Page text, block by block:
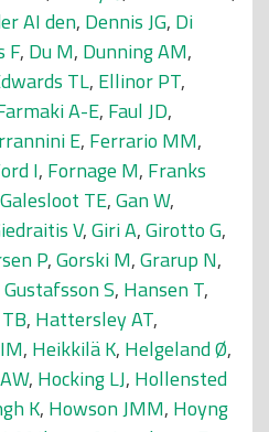
AI den, Dennis JG, Di
F, Du M, Dunning AM,
TL, Ellinor PT,
A-E, Faul JD,
E, Ferrario MM,
I, Fornage M, Franks
Galesloot TE,Gan W,
V,Giri A,Girotto G,
P,Gorski M,Grarup N,
Gustafsson S, Hansen T,
, Hattersley AT,
, Heikkilä K, Helgeland Ø,
, Hocking LJ, Hollensted
K, Howson JMM, Hoyng